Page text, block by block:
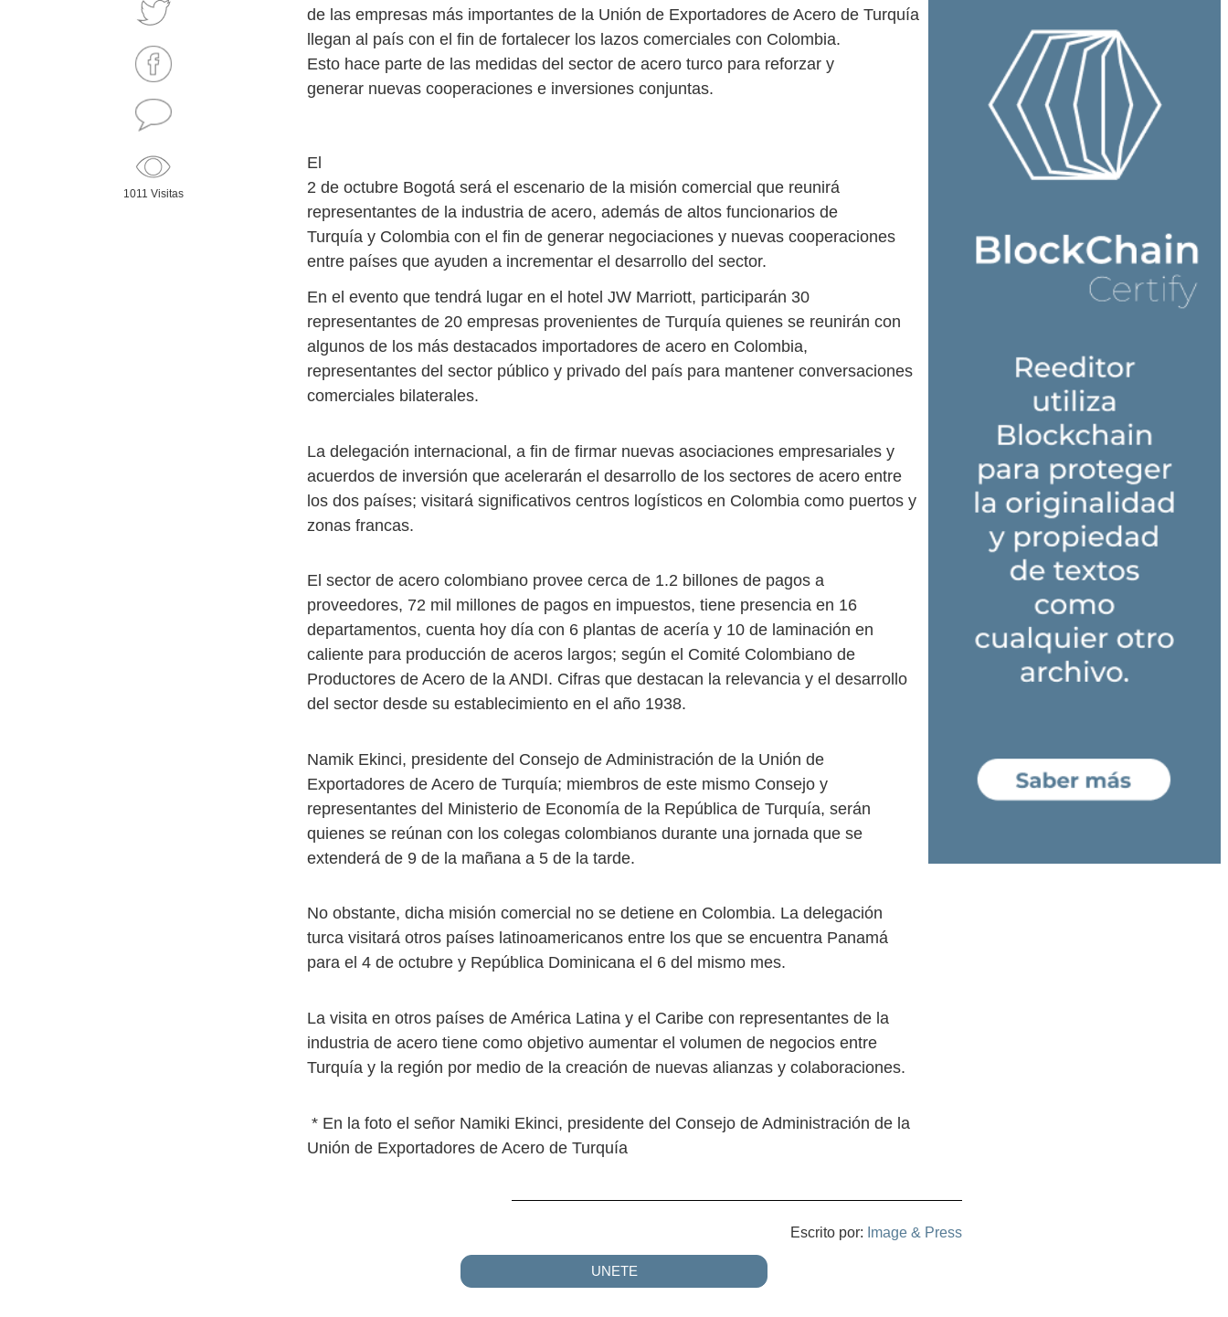
1011 Visitas
de las empresas más importantes de la Unión de Exportadores de Acero de Turquía
llegan al país con el fin de fortalecer los lazos comerciales con Colombia.
Esto hace parte de las medidas del sector de acero turco para reforzar y
generar nuevas cooperaciones e inversiones conjuntas.
El
2 de octubre Bogotá será el escenario de la misión comercial que reunirá
representantes de la industria de acero, además de altos funcionarios de
Turquía y Colombia con el fin de generar negociaciones y nuevas cooperaciones
entre países que ayuden a incrementar el desarrollo del sector.
En el evento que tendrá lugar en el hotel JW Marriott, participarán 30
representantes de 20 empresas provenientes de Turquía quienes se reunirán con
algunos de los más destacados importadores de acero en Colombia,
representantes del sector público y privado del país para mantener conversaciones
comerciales bilaterales.
La delegación internacional, a fin de firmar nuevas asociaciones empresariales y
acuerdos de inversión que acelerarán el desarrollo de los sectores de acero entre
los dos países; visitará significativos centros logísticos en Colombia como puertos y
zonas francas.
El sector de acero colombiano provee cerca de 1.2 billones de pagos a
proveedores, 72 mil millones de pagos en impuestos, tiene presencia en 16
departamentos, cuenta hoy día con 6 plantas de acería y 10 de laminación en
caliente para producción de aceros largos; según el Comité Colombiano de
Productores de Acero de la ANDI. Cifras que destacan la relevancia y el desarrollo
del sector desde su establecimiento en el año 1938.
Namik Ekinci, presidente del Consejo de Administración de la Unión de
Exportadores de Acero de Turquía; miembros de este mismo Consejo y
representantes del Ministerio de Economía de la República de Turquía, serán
quienes se reúnan con los colegas colombianos durante una jornada que se
extenderá de 9 de la mañana a 5 de la tarde.
No obstante, dicha misión comercial no se detiene en Colombia. La delegación
turca visitará otros países latinoamericanos entre los que se encuentra Panamá
para el 4 de octubre y República Dominicana el 6 del mismo mes.
La visita en otros países de América Latina y el Caribe con representantes de la
industria de acero tiene como objetivo aumentar el volumen de negocios entre
Turquía y la región por medio de la creación de nuevas alianzas y colaboraciones.
* En la foto el señor Namiki Ekinci, presidente del Consejo de Administración de la
Unión de Exportadores de Acero de Turquía
Escrito por: Image & Press
UNETE